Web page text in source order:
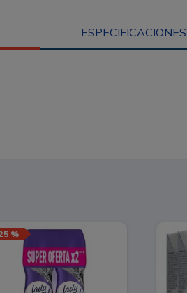
ESPECIFICACIONES
%